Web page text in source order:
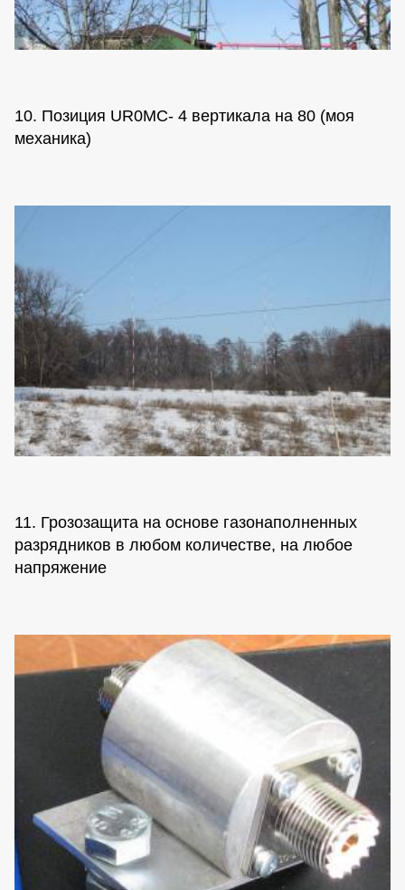
10. Позиция UR0MC- 4 вертикала на 80 (моя
механика)
11. Грозозащита на основе газонаполненных
разрядников в любом количестве, на любое
напряжение